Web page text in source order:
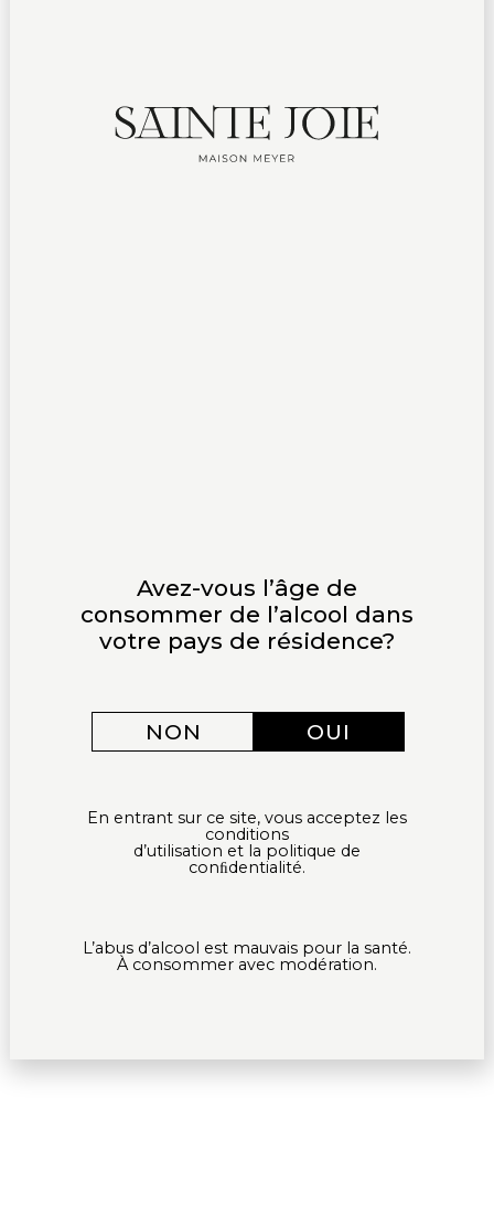
CRÉMANT BRUT ROSÉ
Avez-vous l’âge de
consommer de l’alcool dans
votre pays de résidence?
NON OUI
En entrant sur ce site, vous acceptez les
conditions
d’utilisation et la politique de
conﬁdentialité.
L’abus d’alcool est mauvais pour la santé.
À consommer avec modération.